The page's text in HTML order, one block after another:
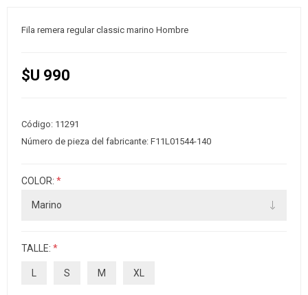
Fila remera regular classic marino Hombre
$U 990
Código: 11291
Número de pieza del fabricante: F11L01544-140
COLOR: *
TALLE: *
L S M XL